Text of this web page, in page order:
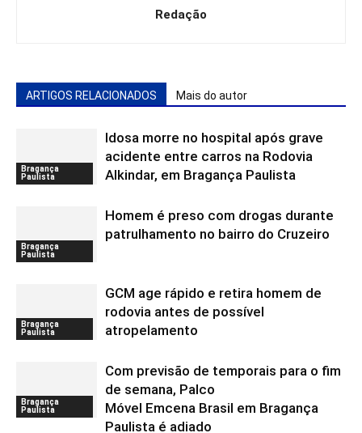
Redação
ARTIGOS RELACIONADOS Mais do autor
Bragança
Paulista
Idosa morre no hospital após grave
acidente entre carros na Rodovia
Alkindar, em Bragança Paulista
Bragança
Paulista
Homem é preso com drogas durante
patrulhamento no bairro do Cruzeiro
Bragança
Paulista
GCM age rápido e retira homem de
rodovia antes de possível
atropelamento
Bragança
Paulista
Com previsão de temporais para o fim
de semana, Palco
Móvel Emcena Brasil em Bragança
Paulista é adiado